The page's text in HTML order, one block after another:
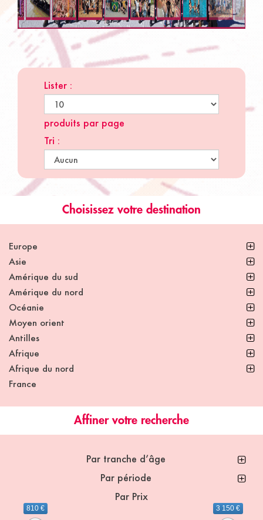
Lister :
produits par page
Tri :
Choisissez votre destination
Europe
Asie
Amérique du sud
Amérique du nord
Océanie
Moyen orient
Antilles
Afrique
Afrique du nord
France
Affiner votre recherche
Par tranche d’âge
Par période
Par Prix
810 € 3 150 €